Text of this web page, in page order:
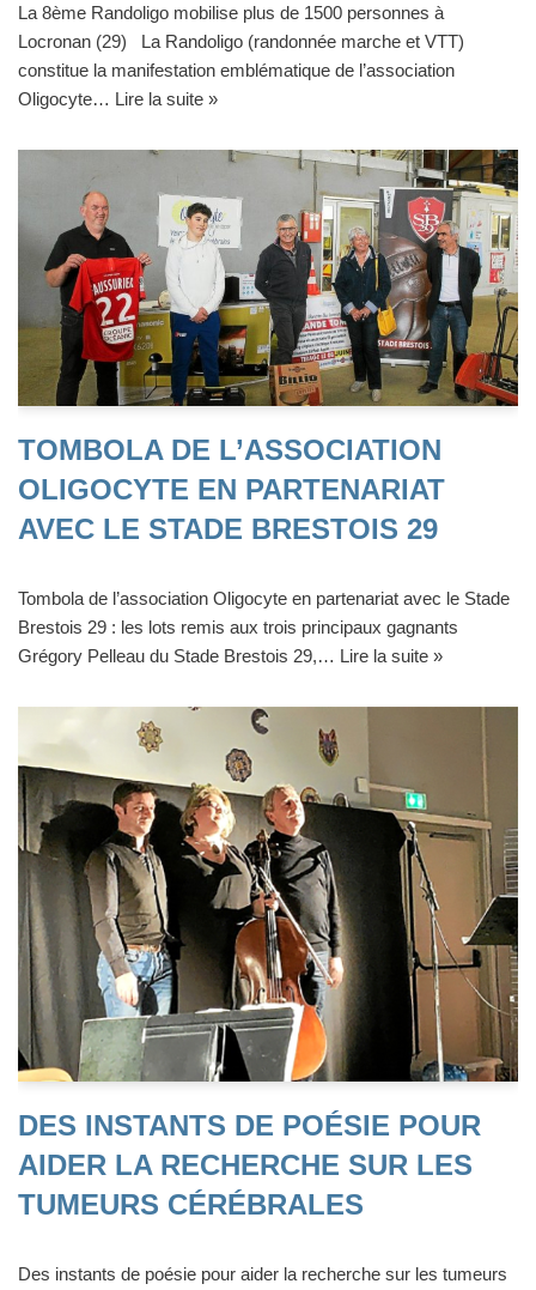
La 8ème Randoligo mobilise plus de 1500 personnes à
Locronan (29) La Randoligo (randonnée marche et VTT)
constitue la manifestation emblématique de l’association
Oligocyte… Lire la suite »
TOMBOLA DE L’ASSOCIATION
OLIGOCYTE EN PARTENARIAT
AVEC LE STADE BRESTOIS 29
Tombola de l’association Oligocyte en partenariat avec le Stade
Brestois 29 : les lots remis aux trois principaux gagnants
Grégory Pelleau du Stade Brestois 29,… Lire la suite »
DES INSTANTS DE POÉSIE POUR
AIDER LA RECHERCHE SUR LES
TUMEURS CÉRÉBRALES
Des instants de poésie pour aider la recherche sur les tumeurs